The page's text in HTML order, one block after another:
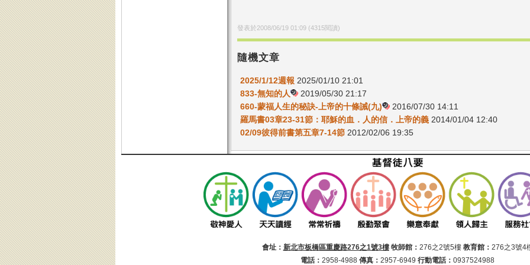
發表於2008/06/19 01:09(4315閱讀)
隨機文章
2025/1/12週報 2025/01/10 21:01
833-無知的人
2019/05/30 21:17
660-蒙福人生的秘訣-上帝的十條誡(九)
2016/07/30 14:11
羅馬書03章23-31節：耶穌的血．人的信．上帝的義2014/01/04 12:40
02/09彼得前書第五章7-14節2012/02/06 19:35
會址： 新北市板橋區重慶路276之1號3樓 牧師館： 276之2號5樓 教育館： 276之3號4
電話： 2958-4988 傳真： 2957-6949 行動電話： 0937524988